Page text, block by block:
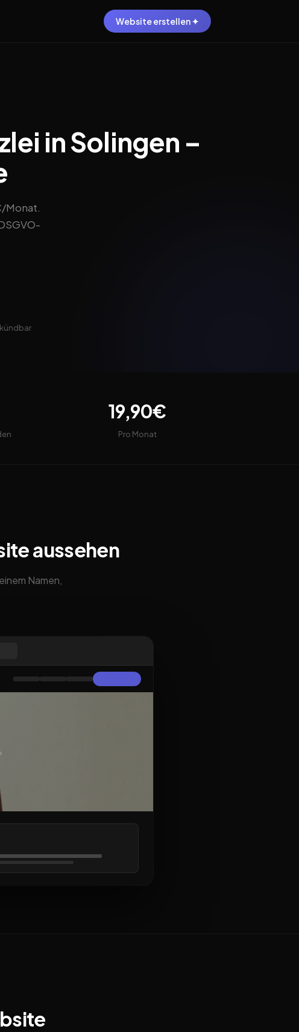
Website erstellen ✦
in Solingen –
Monat.
19,90€
Pro Monat
aussehen
Namen,